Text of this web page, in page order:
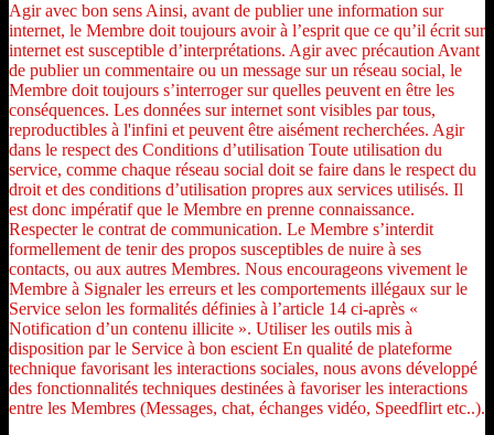
Agir avec bon sens Ainsi, avant de publier une information sur
internet, le Membre doit toujours avoir à l’esprit que ce qu’il écrit sur
internet est susceptible d’interprétations. Agir avec précaution Avant
de publier un commentaire ou un message sur un réseau social, le
Membre doit toujours s’interroger sur quelles peuvent en être les
conséquences. Les données sur internet sont visibles par tous,
reproductibles à l'infini et peuvent être aisément recherchées. Agir
dans le respect des Conditions d’utilisation Toute utilisation du
service, comme chaque réseau social doit se faire dans le respect du
droit et des conditions d’utilisation propres aux services utilisés. Il
est donc impératif que le Membre en prenne connaissance.
Respecter le contrat de communication. Le Membre s’interdit
formellement de tenir des propos susceptibles de nuire à ses
contacts, ou aux autres Membres. Nous encourageons vivement le
Membre à Signaler les erreurs et les comportements illégaux sur le
Service selon les formalités définies à l’article 14 ci-après «
Notification d’un contenu illicite ». Utiliser les outils mis à
disposition par le Service à bon escient En qualité de plateforme
technique favorisant les interactions sociales, nous avons développé
des fonctionnalités techniques destinées à favoriser les interactions
entre les Membres (Messages, chat, échanges vidéo, Speedflirt etc..).